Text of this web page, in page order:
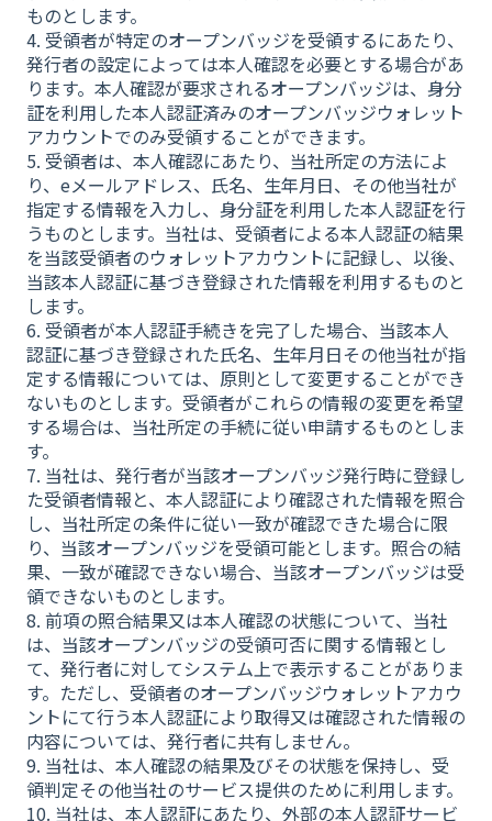
ものとします。
4. 受領者が特定のオープンバッジを受領するにあたり、
発行者の設定によっては本人確認を必要とする場合があ
ります。本人確認が要求されるオープンバッジは、身分
証を利用した本人認証済みのオープンバッジウォレット
アカウントでのみ受領することができます。
5. 受領者は、本人確認にあたり、当社所定の方法によ
り、eメールアドレス、氏名、生年月日、その他当社が
指定する情報を入力し、身分証を利用した本人認証を行
うものとします。当社は、受領者による本人認証の結果
を当該受領者のウォレットアカウントに記録し、以後、
当該本人認証に基づき登録された情報を利用するものと
します。
6. 受領者が本人認証手続きを完了した場合、当該本人
認証に基づき登録された氏名、生年月日その他当社が指
定する情報については、原則として変更することができ
ないものとします。受領者がこれらの情報の変更を希望
する場合は、当社所定の手続に従い申請するものとしま
す。
7. 当社は、発行者が当該オープンバッジ発行時に登録し
た受領者情報と、本人認証により確認された情報を照合
し、当社所定の条件に従い一致が確認できた場合に限
り、当該オープンバッジを受領可能とします。照合の結
果、一致が確認できない場合、当該オープンバッジは受
領できないものとします。
8. 前項の照合結果又は本人確認の状態について、当社
は、当該オープンバッジの受領可否に関する情報とし
て、発行者に対してシステム上で表示することがありま
す。ただし、受領者のオープンバッジウォレットアカウ
ントにて行う本人認証により取得又は確認された情報の
内容については、発行者に共有しません。
9. 当社は、本人確認の結果及びその状態を保持し、受
領判定その他当社のサービス提供のために利用します。
10. 当社は、本人認証にあたり、外部の本人認証サービ